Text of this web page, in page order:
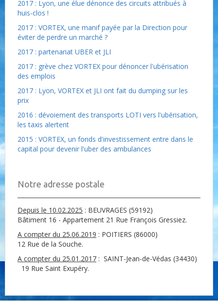
2017 : Lyon, une élue dénonce des circuits attribués à
huis-clos !
2017 : VORTEX, une manif payée par la Direction pour
éviter de perdre un marché ?
2017 : partenariat UBER et JLI
2017 : grève chez VORTEX pour dénoncer l'ubérisation
des emplois
2017 : Lyon, VORTEX et JLI ont fait du dumping sur les
prix
2016 : dévoiement des transports LOTI vers l'ubérisation,
les taxis alertent
2015 : VORTEX, un fonds d'investissement entre dans le
capital pour devenir l'uber des ambulances
Notre adresse postale
Depuis le 10.02.2025 : BEUVRAGES (59192)
Bâtiment 16 - Appartement 21 Rue François Gressiez.
A compter du 25.06.2019 : POITIERS (86000)
12 Rue de la Souche.
A compter du 25.01.2017 : SAINT-Jean-de-Védas (34430)
19 Rue Saint Exupéry.